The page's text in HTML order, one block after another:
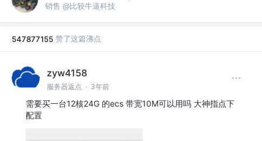
销售 @比较牛逼科技
547877155 赞了这篇沸点
zyw4158
服务器返点 · 3年前
需要买一台12核24G 的ecs 带宽10M可以用吗 大神指点下
配置